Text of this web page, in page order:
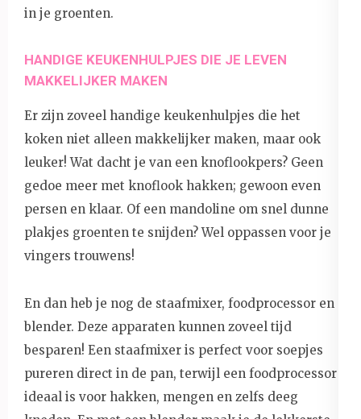
in je groenten.
HANDIGE KEUKENHULPJES DIE JE LEVEN
MAKKELIJKER MAKEN
Er zijn zoveel handige keukenhulpjes die het
koken niet alleen makkelijker maken, maar ook
leuker! Wat dacht je van een knoflookpers? Geen
gedoe meer met knoflook hakken; gewoon even
persen en klaar. Of een mandoline om snel dunne
plakjes groenten te snijden? Wel oppassen voor je
vingers trouwens!
En dan heb je nog de staafmixer, foodprocessor en
blender. Deze apparaten kunnen zoveel tijd
besparen! Een staafmixer is perfect voor soepjes
pureren direct in de pan, terwijl een foodprocessor
ideaal is voor hakken, mengen en zelfs deeg